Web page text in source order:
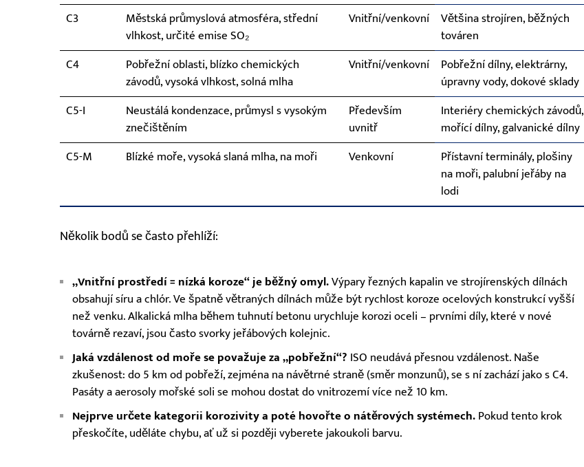
C3
Městská průmyslová atmosféra, střední
vlhkost, určité emise SO₂
Vnitřní/venkovní
Většina strojíren, běžných
továren
C4
Pobřežní oblasti, blízko chemických
závodů, vysoká vlhkost, solná mlha
Vnitřní/venkovní
Pobřežní dílny, elektrárny,
úpravny vody, dokové sklady
C5-I
Neustálá kondenzace, průmysl s vysokým
znečištěním
Především
uvnitř
Interiéry chemických závodů,
mořící dílny, galvanické dílny
C5-M
Blízké moře, vysoká slaná mlha, na moři Venkovní
Přístavní terminály, plošiny
na moři, palubní jeřáby na
lodi
Několik bodů se často přehlíží:
„Vnitřní prostředí = nízká koroze“ je běžný omyl.Výpary řezných kapalin ve strojírenských dílnách
obsahují síru a chlór. Ve špatně větraných dílnách může být rychlost koroze ocelových konstrukcí vyšší
než venku. Alkalická mlha během tuhnutí betonu urychluje korozi oceli – prvními díly, které v nové
továrně rezaví, jsou často svorky jeřábových kolejnic.
Jaká vzdálenost od moře se považuje za „pobřežní“? ISO neudává přesnou vzdálenost. Naše
zkušenost: do 5 km od pobřeží, zejména na návětrné straně (směr monzunů), se s ní zachází jako s C4.
Pasáty a aerosoly mořské soli se mohou dostat do vnitrozemí více než 10 km.
Nejprve určete kategorii korozivity a poté hovořte o nátěrových systémech.Pokud tento krok
přeskočíte, uděláte chybu, ať už si později vyberete jakoukoli barvu.